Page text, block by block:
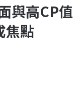
與高CP值
焦點